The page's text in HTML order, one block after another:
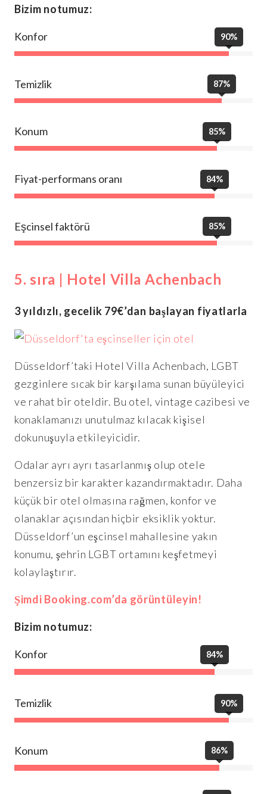
Bizim notumuz:
Konfor 90%
Temizlik 87%
Konum 85%
Fiyat-performans oranı 84%
Eşcinsel faktörü 85%
5. sıra | Hotel Villa Achenbach
3 yıldızlı, gecelik 79€’dan başlayan fiyatlarla
Düsseldorf’taki Hotel Villa Achenbach, LGBT
gezginlere sıcak bir karşılama sunan büyüleyici
ve rahat bir oteldir. Bu otel, vintage cazibesi ve
konaklamanızı unutulmaz kılacak kişisel
dokunuşuyla etkileyicidir.
Odalar ayrı ayrı tasarlanmış olup otele
benzersiz bir karakter kazandırmaktadır. Daha
küçük bir otel olmasına rağmen, konfor ve
olanaklar açısından hiçbir eksiklik yoktur.
Düsseldorf’un eşcinsel mahallesine yakın
konumu, şehrin LGBT ortamını keşfetmeyi
kolaylaştırır.
Şimdi Booking.com’da görüntüleyin!
Bizim notumuz:
Konfor 84%
Temizlik 90%
Konum 86%